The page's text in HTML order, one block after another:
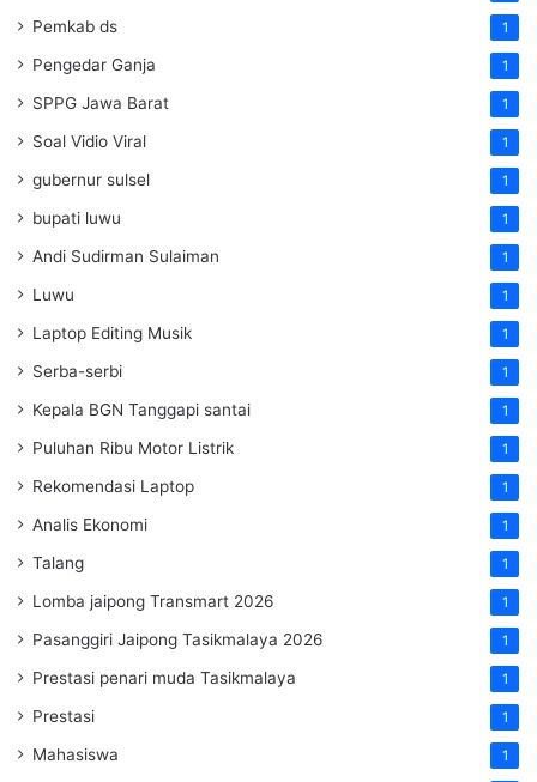
Pemkab ds 1
Pengedar Ganja 1
SPPG Jawa Barat 1
Soal Vidio Viral 1
gubernur sulsel 1
bupati luwu 1
Andi Sudirman Sulaiman 1
Luwu 1
Laptop Editing Musik 1
Serba-serbi 1
Kepala BGN Tanggapi santai 1
Puluhan Ribu Motor Listrik 1
Rekomendasi Laptop 1
Analis Ekonomi 1
Talang 1
Lomba jaipong Transmart 2026 1
Pasanggiri Jaipong Tasikmalaya 2026 1
Prestasi penari muda Tasikmalaya 1
Prestasi 1
Mahasiswa 1